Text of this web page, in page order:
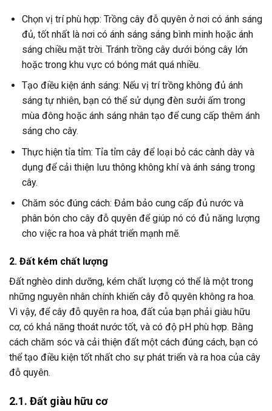
Chọn vị trí phù hợp: Trồng cây đỗ quyên ở nơi có ánh sáng
đủ, tốt nhất là nơi có ánh sáng sáng bình minh hoặc ánh
sáng chiều mặt trời. Tránh trồng cây dưới bóng cây lớn
hoặc trong khu vực có bóng mát quá nhiều.
Tạo điều kiện ánh sáng: Nếu vị trí trồng không đủ ánh
sáng tự nhiên, bạn có thể sử dụng đèn sưởi ấm trong
mùa đông hoặc ánh sáng nhân tạo để cung cấp thêm ánh
sáng cho cây.
Thực hiện tỉa tỉm: Tỉa tỉm cây để loại bỏ các cành dày và
dụng để cải thiện lưu thông không khí và ánh sáng trong
cây.
Chăm sóc đúng cách: Đảm bảo cung cấp đủ nước và
phân bón cho cây đỗ quyên để giúp nó có đủ năng lượng
cho việc ra hoa và phát triển mạnh mẽ.
2. Đất kém chất lượng
Đất nghèo dinh dưỡng, kém chất lượng có thể là một trong
những nguyên nhân chính khiến cây đỗ quyên không ra hoa.
Vì vậy, để cây đỗ quyên ra hoa, đất của bạn phải giàu hữu
cơ, có khả năng thoát nước tốt, và có độ pH phù hợp. Bằng
cách chăm sóc và cải thiện đất một cách đúng cách, bạn có
thể tạo điều kiện tốt nhất cho sự phát triển và ra hoa của cây
đỗ quyên.
2.1. Đất giàu hữu cơ